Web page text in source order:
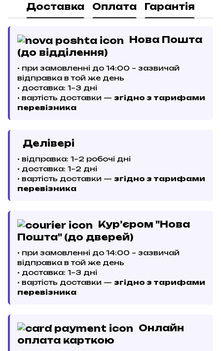
Доставка Оплата Гарантія
Нова Пошта
(до відділення)
• при замовленні до 14:00 – зазвичай
відправка в той же день
• доставка: 1–3 дні
• вартість доставки — згідно з тарифами
перевізника
Делівері
• відправка: 1–2 робочі дні
• доставка: 1–2 дні
• вартість доставки — згідно з тарифами
перевізника
Кур’єром "Нова
Пошта" (до дверей)
• при замовленні до 14:00 – зазвичай
відправка в той же день
• доставка: 1–3 дні
• вартість доставки — згідно з тарифами
перевізника
Онлайн
оплата карткою